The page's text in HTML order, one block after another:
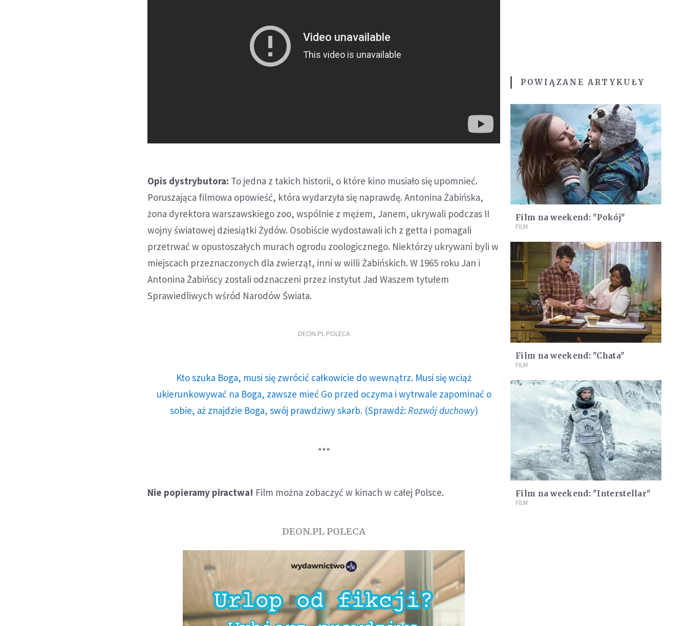
Opis dystrybutora: To jedna z takich historii, o które kino musiało się upomnieć.
Poruszająca filmowa opowieść, która wydarzyła się naprawdę. Antonina Żabińska,
żona dyrektora warszawskiego zoo, wspólnie z mężem, Janem, ukrywali podczas II
wojny światowej dziesiątki Żydów. Osobiście wydostawali ich z getta i pomagali
przetrwać w opustoszałych murach ogrodu zoologicznego. Niektórzy ukrywani byli w
miejscach przeznaczonych dla zwierząt, inni w willi Żabińskich. W 1965 roku Jan i
Antonina Żabińscy zostali odznaczeni przez instytut Jad Waszem tytułem
Sprawiedliwych wśród Narodów Świata.
DEON.PL POLECA
Kto szuka Boga, musi się zwrócić całkowicie do wewnątrz. Musi się wciąż
ukierunkowywać na Boga, zawsze mieć Go przed oczyma i wytrwale zapominać o
sobie, aż znajdzie Boga, swój prawdziwy skarb. (Sprawdź: Rozwój duchowy)
***
Nie popieramy piractwa! Film można zobaczyć w kinach w całej Polsce.
DEON.PL POLECA
POWIĄZANE ARTYKUŁY
Film na weekend: "Pokój"
FILM
Film na weekend: "Chata"
FILM
Film na weekend: "Interstellar"
FILM